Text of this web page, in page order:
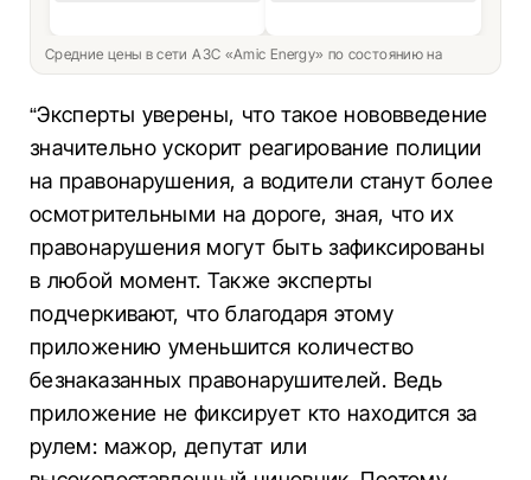
Средние цены в сети АЗС «Amic Energy» по состоянию на
“Эксперты уверены, что такое нововведение
значительно ускорит реагирование полиции
на правонарушения, а водители станут более
осмотрительными на дороге, зная, что их
правонарушения могут быть зафиксированы
в любой момент. Также эксперты
подчеркивают, что благодаря этому
приложению уменьшится количество
безнаказанных правонарушителей. Ведь
приложение не фиксирует кто находится за
рулем: мажор, депутат или